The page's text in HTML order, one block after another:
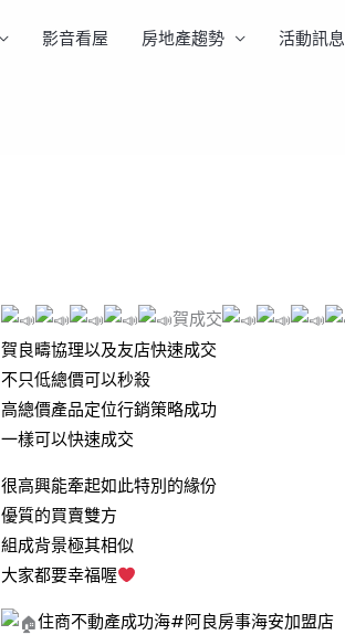
影音看屋 房地產趨勢 活動訊息
賀成交
賀良疇協理以及友店快速成交
不只低總價可以秒殺
高總價產品定位行銷策略成功
一樣可以快速成交
很高興能牽起如此特別的緣份
優質的買賣雙方
組成背景極其相似
大家都要幸福喔
住商不動產成功海#阿良房事海安加盟店